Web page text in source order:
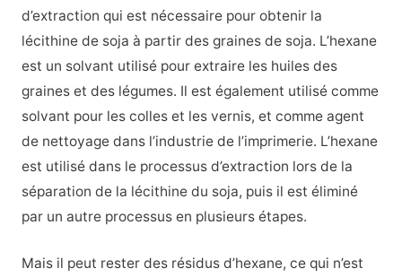
d’extraction qui est nécessaire pour obtenir la
lécithine de soja à partir des graines de soja. L’hexane
est un solvant utilisé pour extraire les huiles des
graines et des légumes. Il est également utilisé comme
solvant pour les colles et les vernis, et comme agent
de nettoyage dans l’industrie de l’imprimerie. L’hexane
est utilisé dans le processus d’extraction lors de la
séparation de la lécithine du soja, puis il est éliminé
par un autre processus en plusieurs étapes.
Mais il peut rester des résidus d’hexane, ce qui n’est